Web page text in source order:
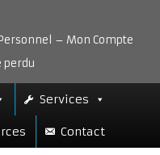
– Mon Compte
perdu
Services
Contact